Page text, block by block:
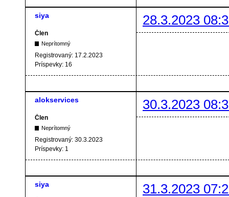
siya 28.3.2023
Člen
Neprítomný
Registrovaný: 17.2.2023
Príspevky: 16
alokservices 30.3.2023
Člen
Neprítomný
Registrovaný: 30.3.2023
Príspevky: 1
siya 31.3.2023